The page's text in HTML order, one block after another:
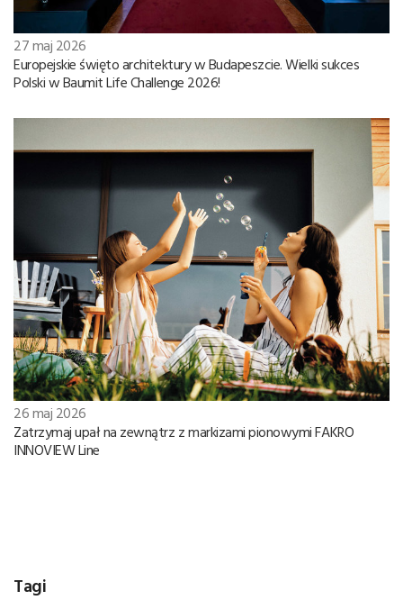
27 maj 2026
Europejskie święto architektury w Budapeszcie. Wielki sukces
Polski w Baumit Life Challenge 2026!
26 maj 2026
Zatrzymaj upał na zewnątrz z markizami pionowymi FAKRO
INNOVIEW Line
Tagi